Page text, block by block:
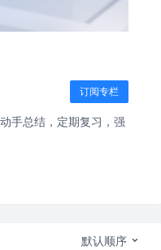
订阅专栏
手总结，定期复习，强
默认顺序